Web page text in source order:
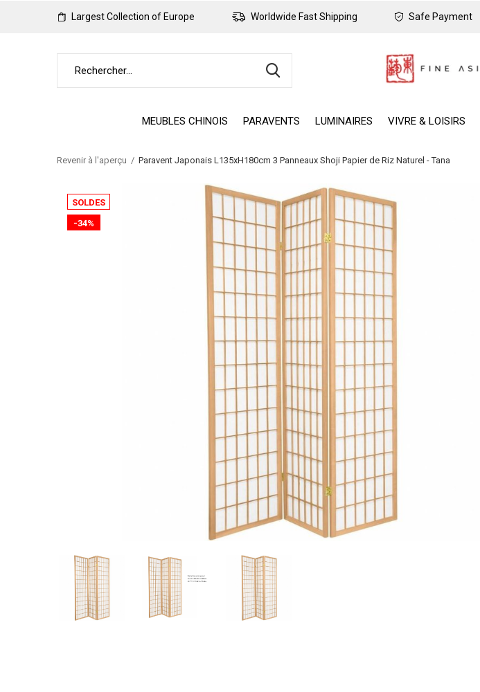
MEUBLES CHINOIS PARAVENTS LUMINAIRES VIVRE & LOISIRS
Largest Collection of Europe Worldwide Fast Shipping Safe Payment
Revenir à l'aperçu Paravent Japonais L135xH180cm 3 Panneaux Shoji Papier de Riz Naturel - Tana
SOLDES
-34%